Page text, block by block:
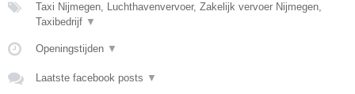
Taxi Nijmegen, Luchthavenvervoer, Zakelijk vervoer Nijmegen,
Taxibedrijf ▼
Openingstijden ▼
Laatste facebook posts ▼